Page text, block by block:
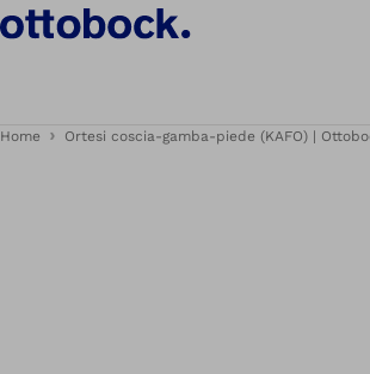
Home Ortesi coscia-gamba-piede (KAFO) |